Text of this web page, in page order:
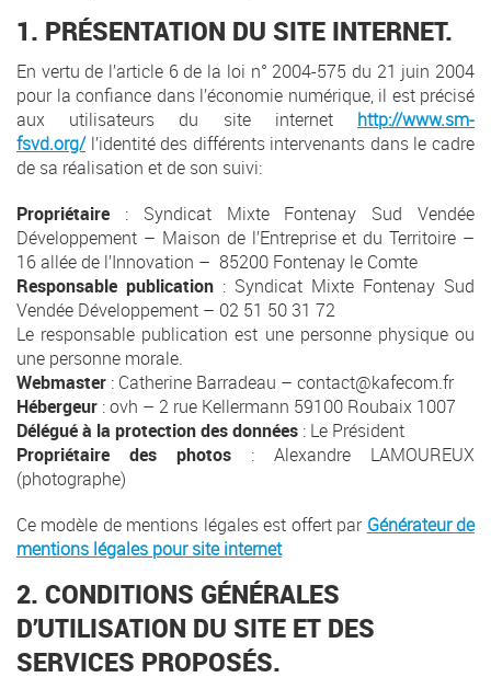
1. PRÉSENTATION DU SITE INTERNET.
En vertu de l’article 6 de la loi n° 2004-575 du 21 juin 2004
pour la confiance dans l’économie numérique, il est précisé
aux utilisateurs du site internet http://www.sm-
fsvd.org/l’identité des différents intervenants dans le cadre
de sa réalisation et de son suivi:
Propriétaire : Syndicat Mixte Fontenay Sud Vendée
Développement – Maison de l’Entreprise et du Territoire –
16 allée de l’Innovation – 85200 Fontenay le Comte
Responsable publication : Syndicat Mixte Fontenay Sud
Vendée Développement – 02 51 50 31 72
Le responsable publication est une personne physique ou
une personne morale.
Webmaster : Catherine Barradeau – contact@kafecom.fr
Hébergeur : ovh – 2 rue Kellermann 59100 Roubaix 1007
Délégué à la protection des données : Le Président
Propriétaire des photos : Alexandre LAMOUREUX
(photographe)
Ce modèle de mentions légales est offert par Générateur de
mentions légales pour site internet
2. CONDITIONS GÉNÉRALES
D’UTILISATION DU SITE ET DES
SERVICES PROPOSÉS.